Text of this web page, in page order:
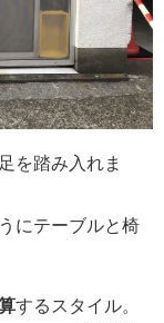
を踏み入れま
にテーブルと椅
するスタイル。